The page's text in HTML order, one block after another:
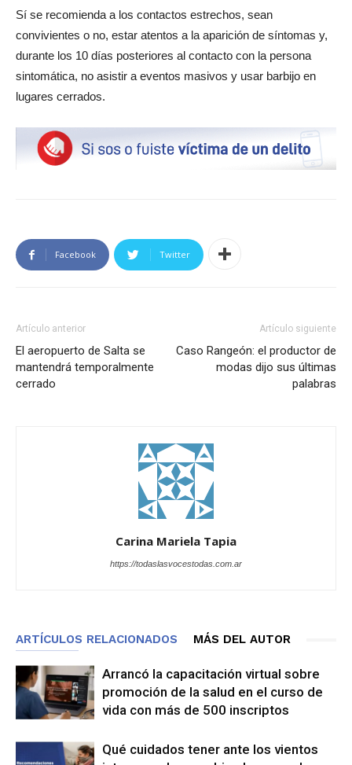
Sí se recomienda a los contactos estrechos, sean
convivientes o no, estar atentos a la aparición de síntomas y,
durante los 10 días posteriores al contacto con la persona
sintomática, no asistir a eventos masivos y usar barbijo en
lugares cerrados.
Facebook Twitter
Artículo anterior
El aeropuerto de Salta se
mantendrá temporalmente
cerrado
Artículo siguiente
Caso Rangeón: el productor de
modas dijo sus últimas
palabras
Carina Mariela Tapia
https://todaslasvocestodas.com.ar
ARTÍCULOS RELACIONADOS MÁS DEL AUTOR
Arrancó la capacitación virtual sobre
promoción de la salud en el curso de
vida con más de 500 inscriptos
Qué cuidados tener ante los vientos